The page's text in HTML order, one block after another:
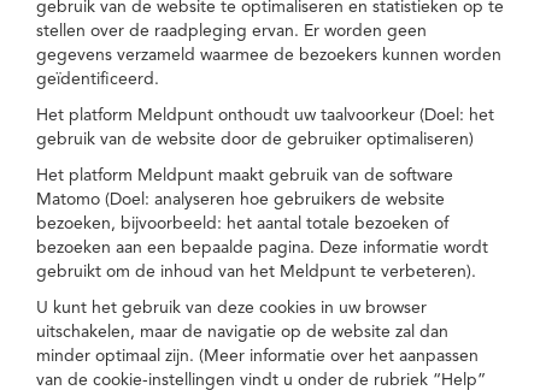
gebruik van de website te optimaliseren en statistieken op te
stellen over de raadpleging ervan. Er worden geen
gegevens verzameld waarmee de bezoekers kunnen worden
geïdentificeerd.
Het platform Meldpunt onthoudt uw taalvoorkeur (Doel: het
gebruik van de website door de gebruiker optimaliseren)
Het platform Meldpunt maakt gebruik van de software
Matomo (Doel: analyseren hoe gebruikers de website
bezoeken, bijvoorbeeld: het aantal totale bezoeken of
bezoeken aan een bepaalde pagina. Deze informatie wordt
gebruikt om de inhoud van het Meldpunt te verbeteren).
U kunt het gebruik van deze cookies in uw browser
uitschakelen, maar de navigatie op de website zal dan
minder optimaal zijn. (Meer informatie over het aanpassen
van de cookie-instellingen vindt u onder de rubriek “Help”